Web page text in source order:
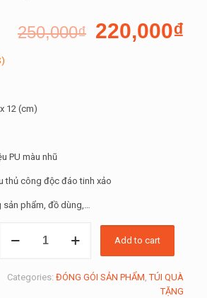
250,000₫ 220,000₫
12 (cm)
PU màu nhũ
thủ công độc đáo tinh xảo
sản phẩm, đồ dùng,…
Xách
Add to cart
Categories: ĐÓNG GÓI SẢN PHẨM,TÚI QUÀ
TẶNG